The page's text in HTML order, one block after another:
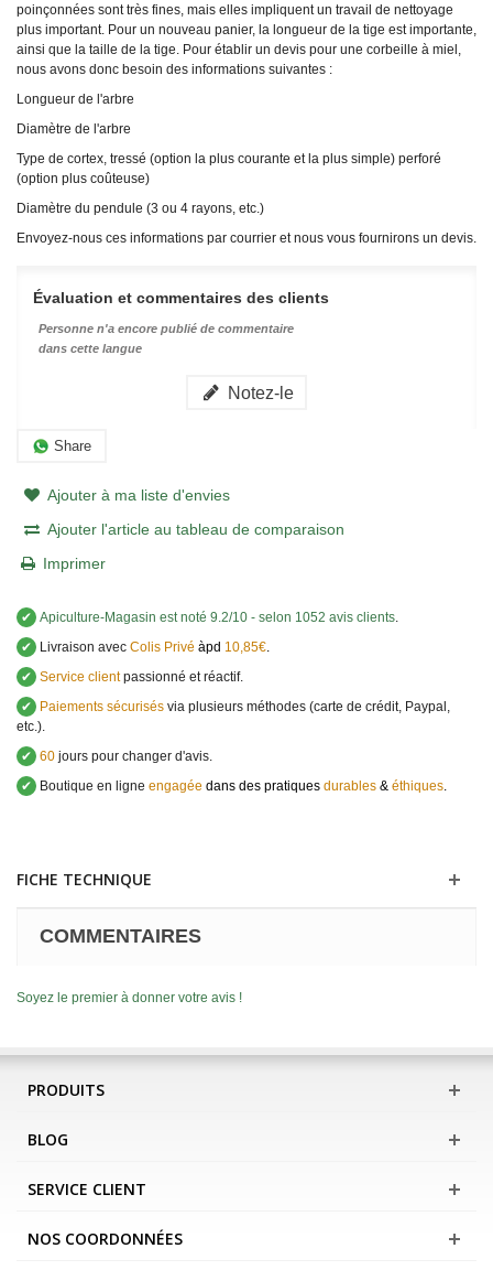
poinçonnées sont très fines, mais elles impliquent un travail de nettoyage
plus important. Pour un nouveau panier, la longueur de la tige est importante,
ainsi que la taille de la tige. Pour établir un devis pour une corbeille à miel,
nous avons donc besoin des informations suivantes :
Longueur de l'arbre
Diamètre de l'arbre
Type de cortex, tressé (option la plus courante et la plus simple) perforé
(option plus coûteuse)
Diamètre du pendule (3 ou 4 rayons, etc.)
Envoyez-nous ces informations par courrier et nous vous fournirons un devis.
Évaluation et commentaires des clients
Personne n'a encore publié de commentaire
dans cette langue
Notez-le
Share
Ajouter à ma liste d'envies
Ajouter l'article au tableau de comparaison
Imprimer
✔ Apiculture-Magasin est noté 9.2/10 - selon 1052 avis clients.
✔
Livraison avec Colis Privé àpd 10,85€.
✔ Service clientpassionné et réactif.
✔
Paiements sécurisés via plusieurs méthodes (carte de crédit, Paypal,
etc.).
✔ 60 jours pour changer d'avis.
✔
Boutique en ligne engagée dans des pratiques durables & éthiques.
FICHE TECHNIQUE
COMMENTAIRES
Soyez le premier à donner votre avis !
PRODUITS
BLOG
SERVICE CLIENT
NOS COORDONNÉES